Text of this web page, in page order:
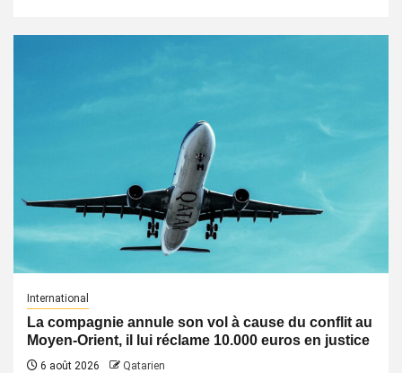
International
La compagnie annule son vol à cause du conflit au
Moyen-Orient, il lui réclame 10.000 euros en justice
6 août 2026 Qatarien